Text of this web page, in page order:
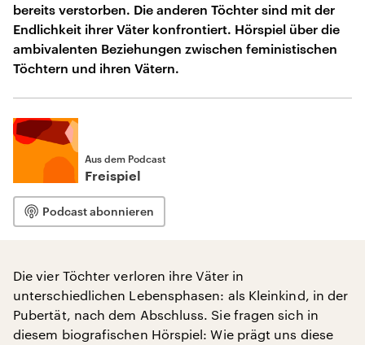
bereits verstorben. Die anderen Töchter sind mit der
Endlichkeit ihrer Väter konfrontiert. Hörspiel über die
ambivalenten Beziehungen zwischen feministischen
Töchtern und ihren Vätern.
Aus dem Podcast
Freispiel
Podcast abonnieren
Die vier Töchter verloren ihre Väter in
unterschiedlichen Lebensphasen: als Kleinkind, in der
Pubertät, nach dem Abschluss. Sie fragen sich in
diesem biografischen Hörspiel: Wie prägt uns diese